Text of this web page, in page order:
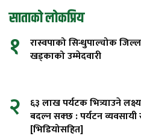
साताको लोकप्रिय
१
रास्वपाको सिन्धुपाल्चोक
खड्काको उम्मेदवारी
२
६३ लाख पर्यटक भित्र्याउने
बदल्न सक्छ : पर्यटन व्यवसायी
[भिडियोसहित]